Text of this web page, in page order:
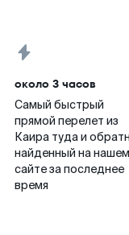
около 3 часов
Самый быстрый
прямой перелет из
Каира туда и
найденный на нашем
сайте за последнее
время